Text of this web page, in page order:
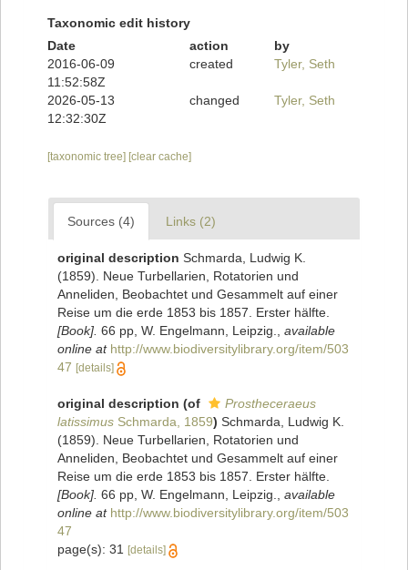
Taxonomic edit history
Date
action
by
2016-06-09
11:52:58Z
created Tyler, Seth
2026-05-13
12:32:30Z
changed Tyler, Seth
[taxonomic tree] [clear cache]
Sources (4) Links (2)
original description Schmarda, Ludwig K.
(1859). Neue Turbellarien, Rotatorien und
Anneliden, Beobachtet und Gesammelt auf einer
Reise um die erde 1853 bis 1857. Erster hälfte.
[Book]. 66 pp, W. Engelmann, Leipzig.
available
online at http://www.biodiversitylibrary.org/item/503
47 [details]
original description (of
Prostheceraeus
latissimus Schmarda, 1859) Schmarda, Ludwig K.
(1859). Neue Turbellarien, Rotatorien und
Anneliden, Beobachtet und Gesammelt auf einer
Reise um die erde 1853 bis 1857. Erster hälfte.
[Book]. 66 pp, W. Engelmann, Leipzig.
available
online at http://www.biodiversitylibrary.org/item/503
47
page(s): 31
[details]